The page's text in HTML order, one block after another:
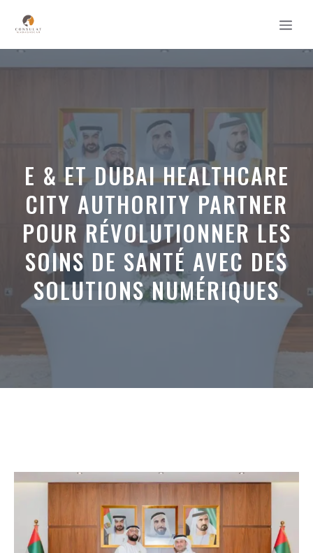
contenu
E & ET DUBAI HEALTHCARE
CITY AUTHORITY PARTNER
POUR RÉVOLUTIONNER LES
SOINS DE SANTÉ AVEC DES
SOLUTIONS NUMÉRIQUES